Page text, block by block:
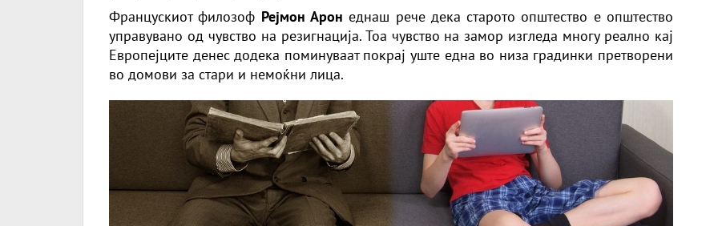
Францускиот филозоф Рејмон Арон еднаш рече дека старото општество е општество
управувано од чувство на резигнација. Тоа чувство на замор изгледа многу реално кај
Европејците денес додека поминуваат покрај уште една во низа градинки претворени
во домови за стари и немоќни лица.